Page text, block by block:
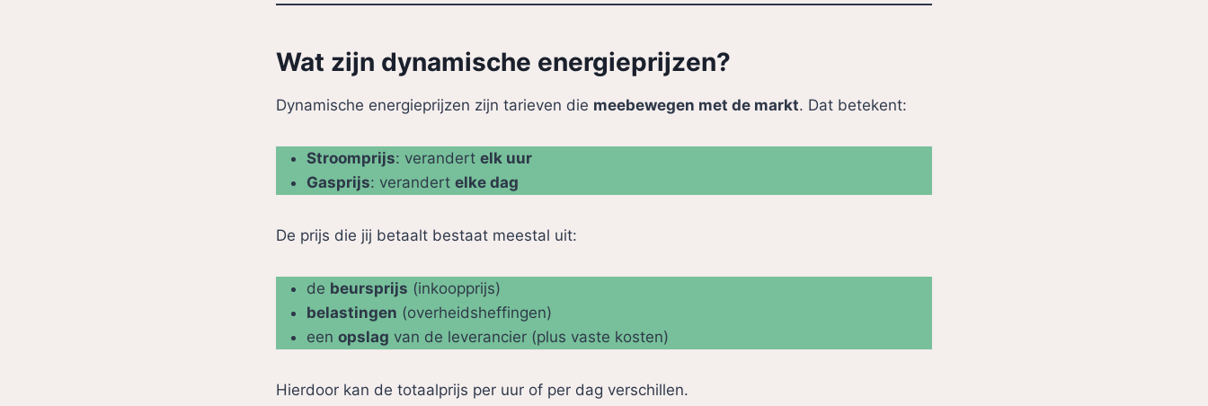
Wat zijn dynamische energieprijzen?
Dynamische energieprijzen zijn tarieven die meebewegen met de markt. Dat betekent:
Stroomprijs: verandert elk uur
Gasprijs: verandert elke dag
De prijs die jij betaalt bestaat meestal uit:
de beursprijs (inkoopprijs)
belastingen (overheidsheffingen)
een opslag van de leverancier (plus vaste kosten)
Hierdoor kan de totaalprijs per uur of per dag verschillen.